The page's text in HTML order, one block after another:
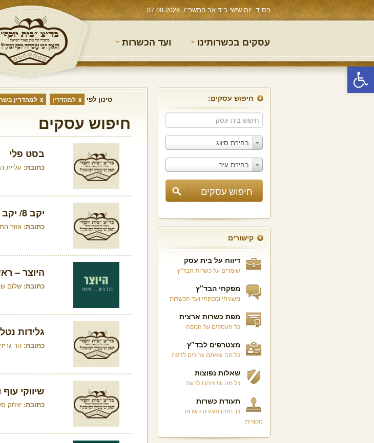
פתח סרגל נגישות
בס"ד, יום שישי כ"ד אב התשפ"ו, 07.08.2026
עסקים בכשרותינו ועד הכשרות
חיפוש עסקים:
בחירת סיווג
בחירת עיר
קישורים
דיווח על בית עסק
שומרים על כשרות הבד"ץ
מפקחי הבד"ץ
משגיחי ומפקחי ועד הכשרות
מפת כשרות ארצית
כל העסקים על המפה
מצטרפים לבד"ץ
כל מה שאתם צריכים לדעת
שאלות נפוצות
כל מה שרציתם לדעת
תעודת כשרות
כך תזהו תעודת כשרות
מקורית
סינון לפי למהדרין למהדרין
חיפוש עסקים
בסט פלי
כתובת: עליית הנוער 4,
יקב 8/ יקב בראשית
כתובת: אזור
היוצר –
כתובת: שלום שבזי 43,
גלידות
כתובת: הר
שיווקי
כתובת: יצחק סלמה